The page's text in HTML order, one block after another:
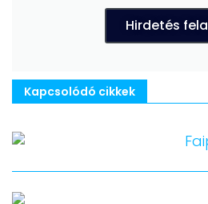
Hirdetés
Kapcsolódó cikkek